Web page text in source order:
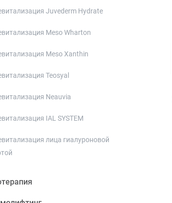
Juvederm Hydrate
Meso Wharton
Meso Xanthin
Teosyal
Neauvia
IAL SYSTEM
лица гиалуроновой